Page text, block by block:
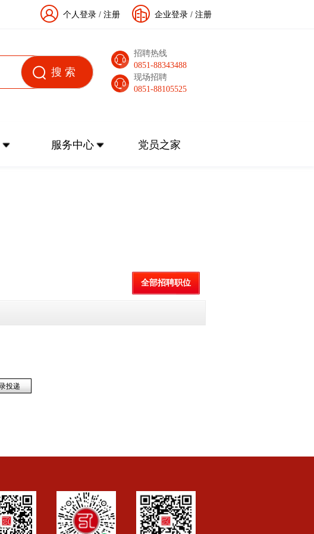
企业登录 / 注册
个人登录 / 注册
招聘热线
0851-88343488
现场招聘
0851-88105525
服务中心 党员之家
全部招聘职位